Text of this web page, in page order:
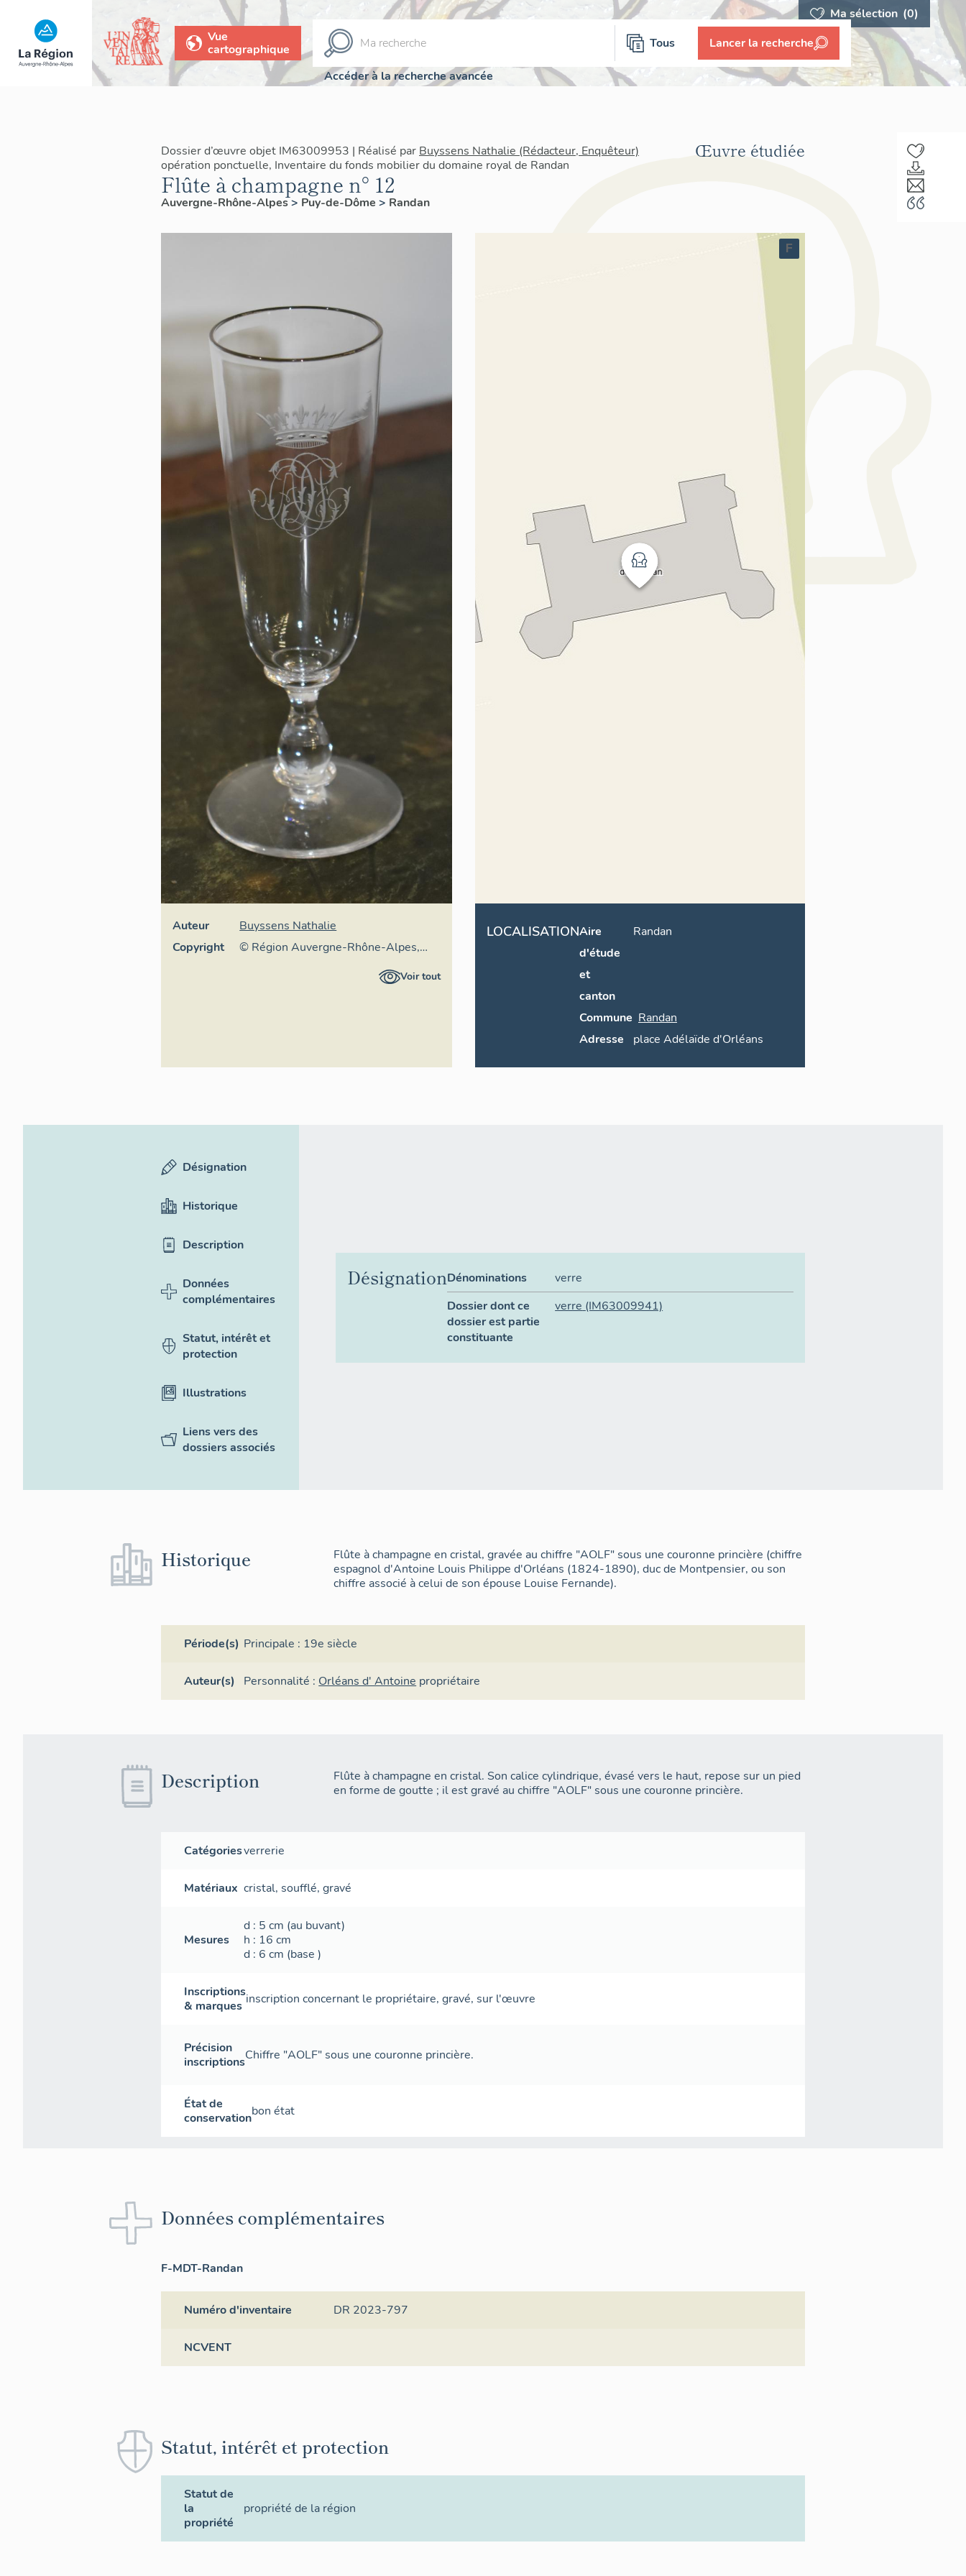
Ma sélection (0)
Vue
cartographique
Tous Lancer la recherche
Accéder à la recherche avancée
Dossier d’œuvre objet IM63009953 | Réalisé par Buyssens Nathalie (Rédacteur, Enquêteur)
opération ponctuelle, Inventaire du fonds mobilier du domaine royal de Randan
Flûte à champagne n° 12
Auvergne-Rhône-Alpes> Puy-de-Dôme > Randan
Œuvre étudiée
Auteur
Buyssens Nathalie
Copyright
© Région Auvergne-Rhône-Alpes,
Inventaire général du patrimoineVoir tout
F
LOCALISATIONAire
d'étude
et
canton
Randan
Commune Randan
Adresse
place Adélaïde d'Orléans
Désignation
Historique
Description
Données
complémentaires
Statut, intérêt et
protection
Illustrations
Liens vers des
dossiers associés
DésignationDénominations
verre
Dossier dont ce
dossier est partie
constituante
verre (IM63009941)
Historique
Flûte à champagne en cristal, gravée au chiffre "AOLF" sous une couronne princière (chiffre
espagnol d'Antoine Louis Philippe d'Orléans (1824-1890), duc de Montpensier, ou son
chiffre associé à celui de son épouse Louise Fernande).
Période(s) Principale : 19e siècle
Auteur(s) Personnalité : Orléans d' Antoine propriétaire
Description
Flûte à champagne en cristal. Son calice cylindrique, évasé vers le haut, repose sur un pied
en forme de goutte ; il est gravé au chiffre "AOLF" sous une couronne princière.
Catégoriesverrerie
Matériaux cristal,soufflé,gravé
Mesures
d : 5cm (au buvant)
h : 16cm
d : 6cm (base )
Inscriptions
& marques inscription concernant le propriétaire, gravé, sur l'œuvre
Précision
inscriptionsChiffre "AOLF" sous une couronne princière.
État de
conservationbon état
Données complémentaires
F-MDT-Randan
Numéro d'inventaire DR 2023-797
NCVENT
Statut, intérêt et protection
Statut de
la
propriété
propriété de la région